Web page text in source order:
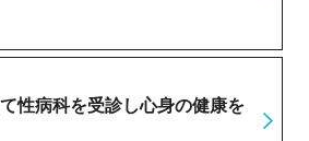
性病科を受診し心身の健康を